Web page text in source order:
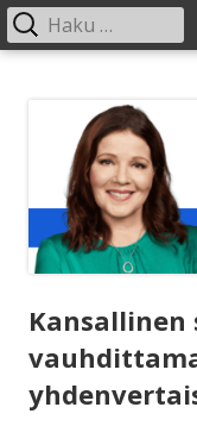
Ensisijainen
Kansallinen